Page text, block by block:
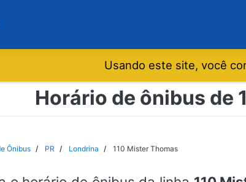
Usando este site, você
Horário de ônibus de
Ônibus PR Londrina 110 Mister Thomas